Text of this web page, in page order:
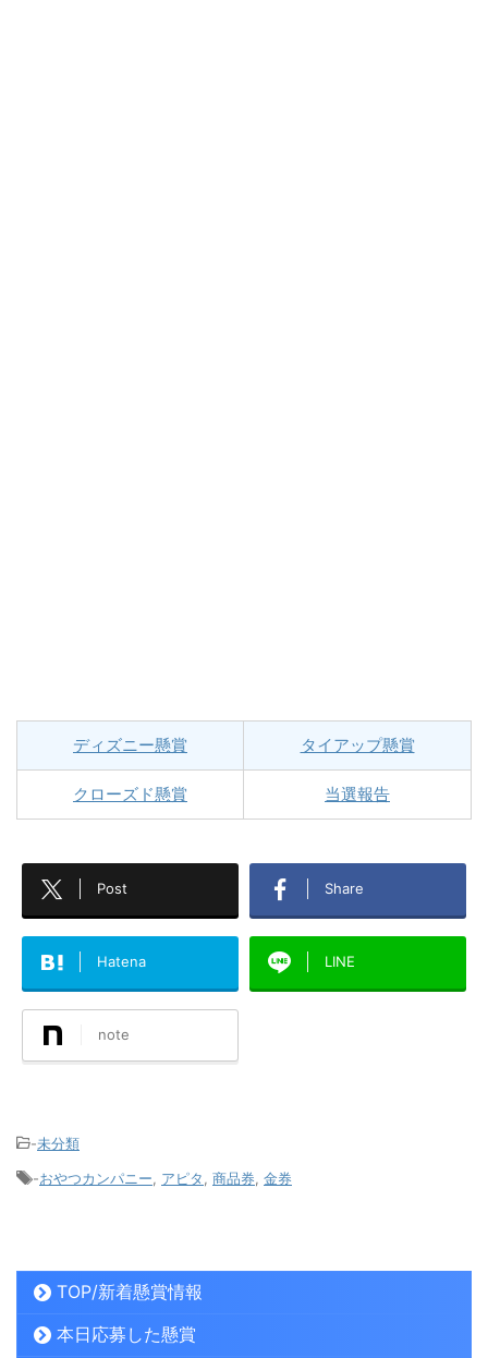
ディズニー懸賞 タイアップ懸賞
クローズド懸賞 当選報告
Post Share
Hatena LINE
note
-未分類
-おやつカンパニー アピタ 商品券 金券
TOP/新着懸賞情報
本日応募した懸賞